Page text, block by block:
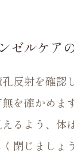
ゼルケア
反射を確認
を確かめま
るよう、体
閉じましょ